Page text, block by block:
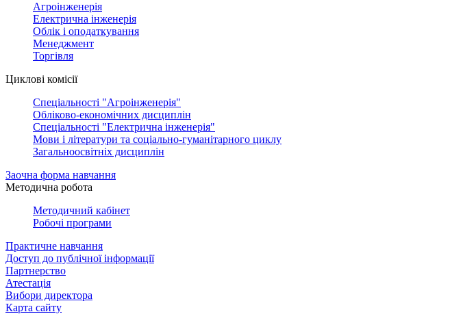
Агроінженерія
Електрична інженерія
Облік і оподаткування
Менеджмент
Торгівля
Циклові комісії
Спеціальності "Агроінженерія"
Обліково-економічних дисциплін
Спеціальності "Електрична інженерія"
Мови і літератури та соціально-гуманітарного циклу
Загальноосвітніх дисциплін
Заочна форма навчання
Методична робота
Методичний кабінет
Робочі програми
Практичне навчання
Доступ до публічної інформації
Партнерство
Атестація
Вибори директора
Карта сайту